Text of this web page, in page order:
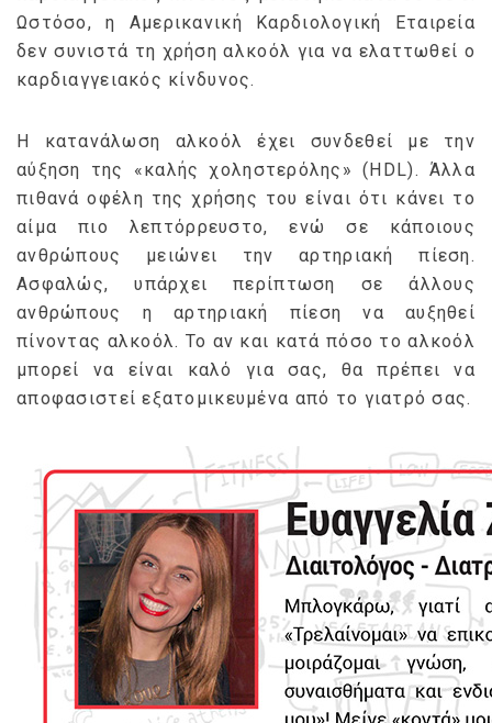
Ωστόσο, η Αμερικανική Καρδιολογική Εταιρεία
δεν συνιστά τη χρήση αλκοόλ για να ελαττωθεί ο
καρδιαγγειακός κίνδυνος.
Η κατανάλωση αλκοόλ έχει συνδεθεί με την
αύξηση της «καλής χοληστερόλης» (HDL). Άλλα
πιθανά οφέλη της χρήσης του είναι ότι κάνει το
αίμα πιο λεπτόρρευστο, ενώ σε κάποιους
ανθρώπους μειώνει την αρτηριακή πίεση.
Ασφαλώς, υπάρχει περίπτωση σε άλλους
ανθρώπους η αρτηριακή πίεση να αυξηθεί
πίνοντας αλκοόλ. Το αν και κατά πόσο το αλκοόλ
μπορεί να είναι καλό για σας, θα πρέπει να
αποφασιστεί εξατομικευμένα από το γιατρό σας.